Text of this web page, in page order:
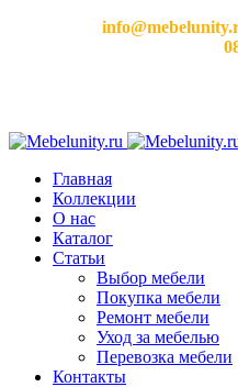
Главная
Коллекции
О нас
Каталог
Статьи
Выбор мебели
Покупка мебели
Ремонт мебели
Уход за мебелью
Перевозка мебели
Контакты